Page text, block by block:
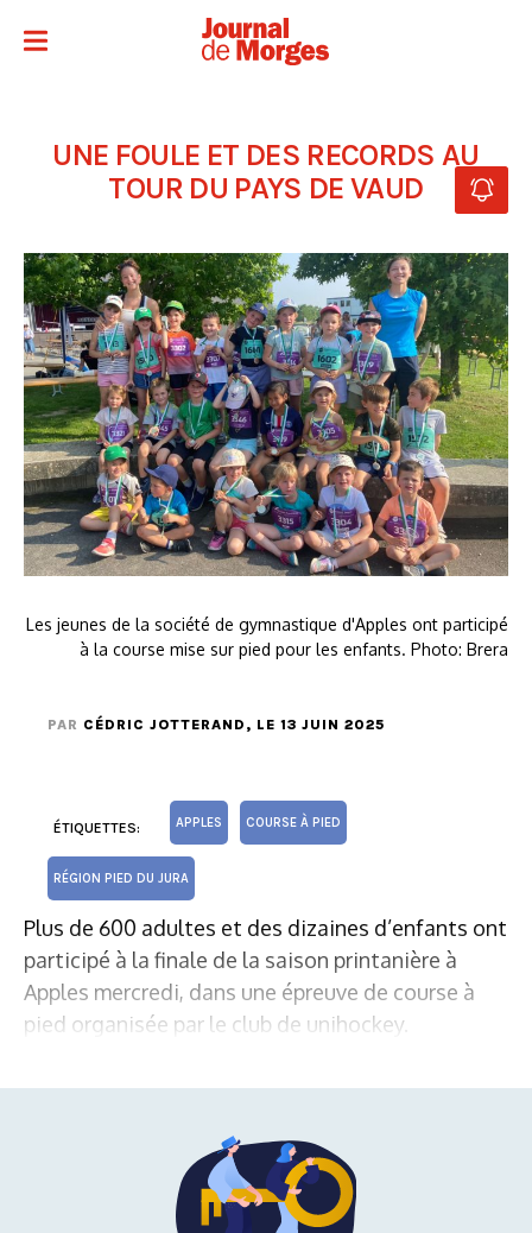
UNE FOULE ET DES RECORDS AU
TOUR DU PAYS DE VAUD
Les jeunes de la société de gymnastique d'Apples ont participé
à la course mise sur pied pour les enfants. Photo: Brera
PAR CÉDRIC JOTTERAND , LE 13 JUIN 2025
ÉTIQUETTES: APPLES COURSE À PIED
RÉGION PIED DU JURA
Plus de 600 adultes et des dizaines d’enfants ont
participé à la finale de la saison printanière à
Apples mercredi, dans une épreuve de course à
pied organisée par le club de unihockey.